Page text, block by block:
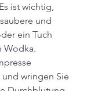
ist wichtig,
und
ein Tuch
Wodka.
wringen Sie